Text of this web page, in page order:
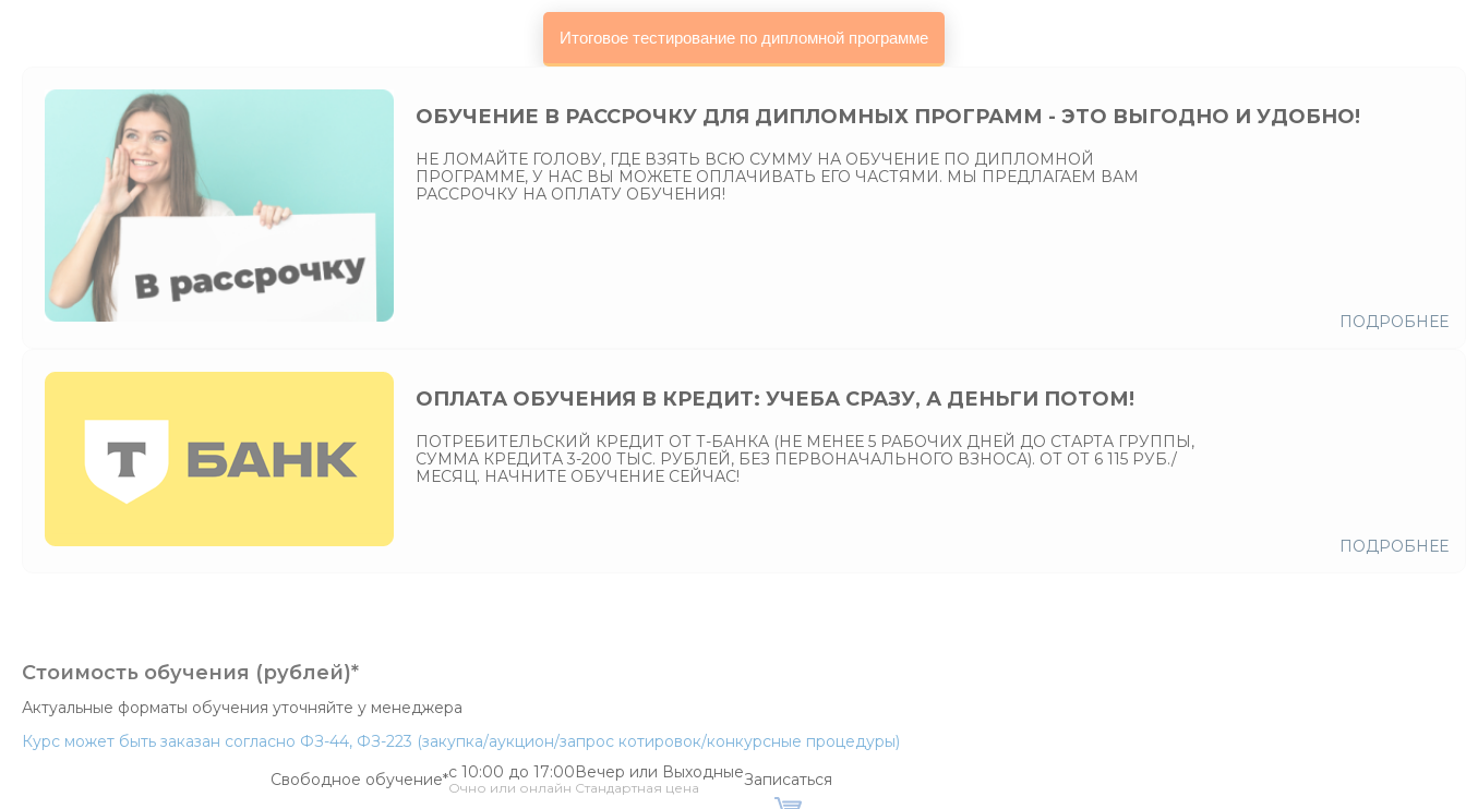
ОБУЧЕНИЕ В РАССРОЧКУ ДЛЯ ДИПЛОМНЫХ ПРОГРАММ - ЭТО ВЫГОДНО И УДОБНО!
НЕ ЛОМАЙТЕ ГОЛОВУ, ГДЕ ВЗЯТЬ ВСЮ СУММУ НА ОБУЧЕНИЕ ПО ДИПЛОМНОЙ
ПРОГРАММЕ, У НАС ВЫ МОЖЕТЕ ОПЛАЧИВАТЬ ЕГО ЧАСТЯМИ. МЫ ПРЕДЛАГАЕМ ВАМ
РАССРОЧКУ НА ОПЛАТУ ОБУЧЕНИЯ!
ПОДРОБНЕЕ
ОПЛАТА ОБУЧЕНИЯ В КРЕДИТ: УЧЕБА СРАЗУ, А ДЕНЬГИ ПОТОМ!
ПОТРЕБИТЕЛЬСКИЙ КРЕДИТ ОТ Т-БАНКА (НЕ МЕНЕЕ 5 РАБОЧИХ ДНЕЙ ДО СТАРТА ГРУППЫ,
СУММА КРЕДИТА 3-200 ТЫС. РУБЛЕЙ, БЕЗ ПЕРВОНАЧАЛЬНОГО ВЗНОСА). ОТ ОТ 6 115 РУБ./
МЕСЯЦ. НАЧНИТЕ ОБУЧЕНИЕ СЕЙЧАС!
ПОДРОБНЕЕ
Стоимость обучения (рублей)*
Актуальные форматы обучения уточняйте у менеджера
Курс может быть заказан согласно ФЗ-44, ФЗ-223 (закупка/аукцион/запрос котировок/конкурсные процедуры)
Свободное обучение*с 10:00 до 17:00
Очно или онлайн
Вечер или Выходные
Стандартная цена Записаться